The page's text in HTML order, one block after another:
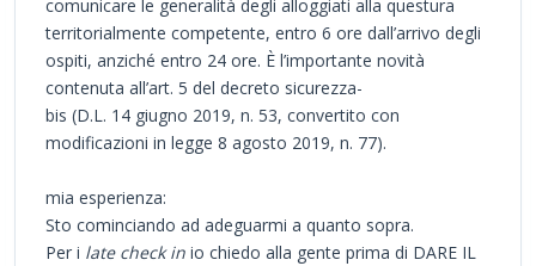
comunicare le generalità degli alloggiati alla questura
territorialmente competente, entro 6 ore dall’arrivo degli
ospiti, anziché entro 24 ore. È l’importante novità
contenuta all’art. 5 del decreto sicurezza-
bis (D.L. 14 giugno 2019, n. 53, convertito con
modificazioni in legge 8 agosto 2019, n. 77).
mia esperienza:
Sto cominciando ad adeguarmi a quanto sopra.
Per i late check in io chiedo alla gente prima di DARE IL